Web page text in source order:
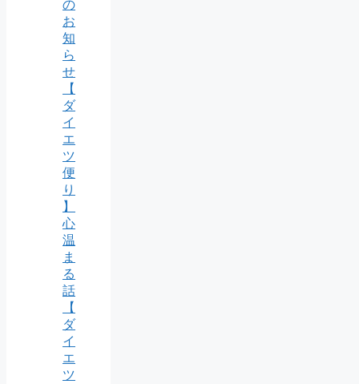
の
お
知
ら
せ
【
ダ
イ
エ
ツ
便
り
】
心
温
ま
る
話
【
ダ
イ
エ
ツ